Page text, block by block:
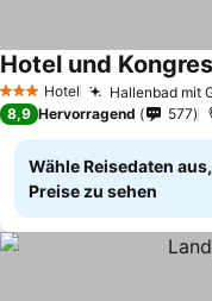
3 SterneHotel Hallenbad mit
Hotel und
8,9 Hervorragend 577
Wähle Reisedaten
Preise zu sehen